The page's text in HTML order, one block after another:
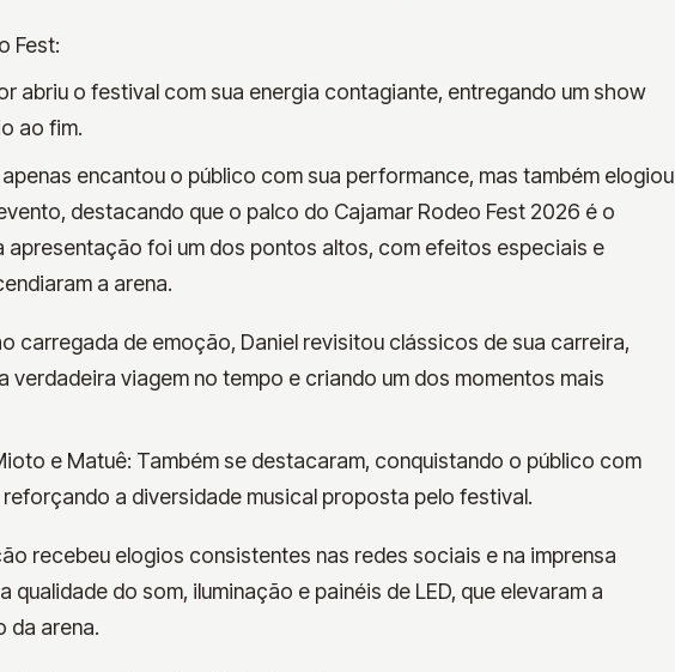
Fest:
abriu o festival com sua energia contagiante, entregando um show
ao fim.
encantou o público com sua performance, mas também elogiou
destacando que o palco do Cajamar Rodeo Fest 2026 é o
apresentação foi um dos pontos altos, com efeitos especiais e
a arena.
carregada de emoção, Daniel revisitou clássicos de sua carreira,
verdadeira viagem no tempo e criando um dos momentos mais
e Matuê: Também se destacaram, conquistando o público com
a diversidade musical proposta pelo festival.
recebeu elogios consistentes nas redes sociais e na imprensa
qualidade do som, iluminação e painéis de LED, que elevaram a
da arena.